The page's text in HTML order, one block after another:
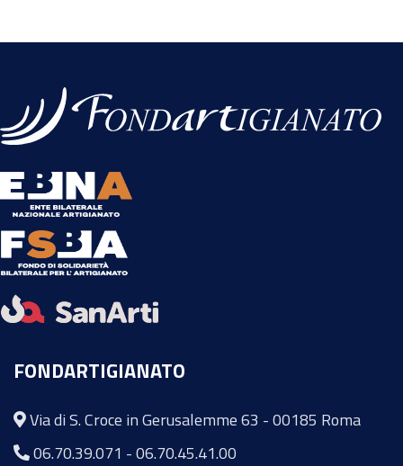
FONDARTIGIANATO
Via di S. Croce in Gerusalemme 63 - 00185 Roma
06.70.39.071 -06.70.45.41.00